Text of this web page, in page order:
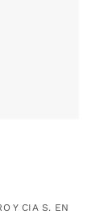
Y CIA S. EN